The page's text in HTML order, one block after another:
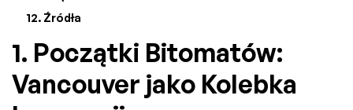
Źródła
1. Początki Bitomatów:
Vancouver jako Kolebka